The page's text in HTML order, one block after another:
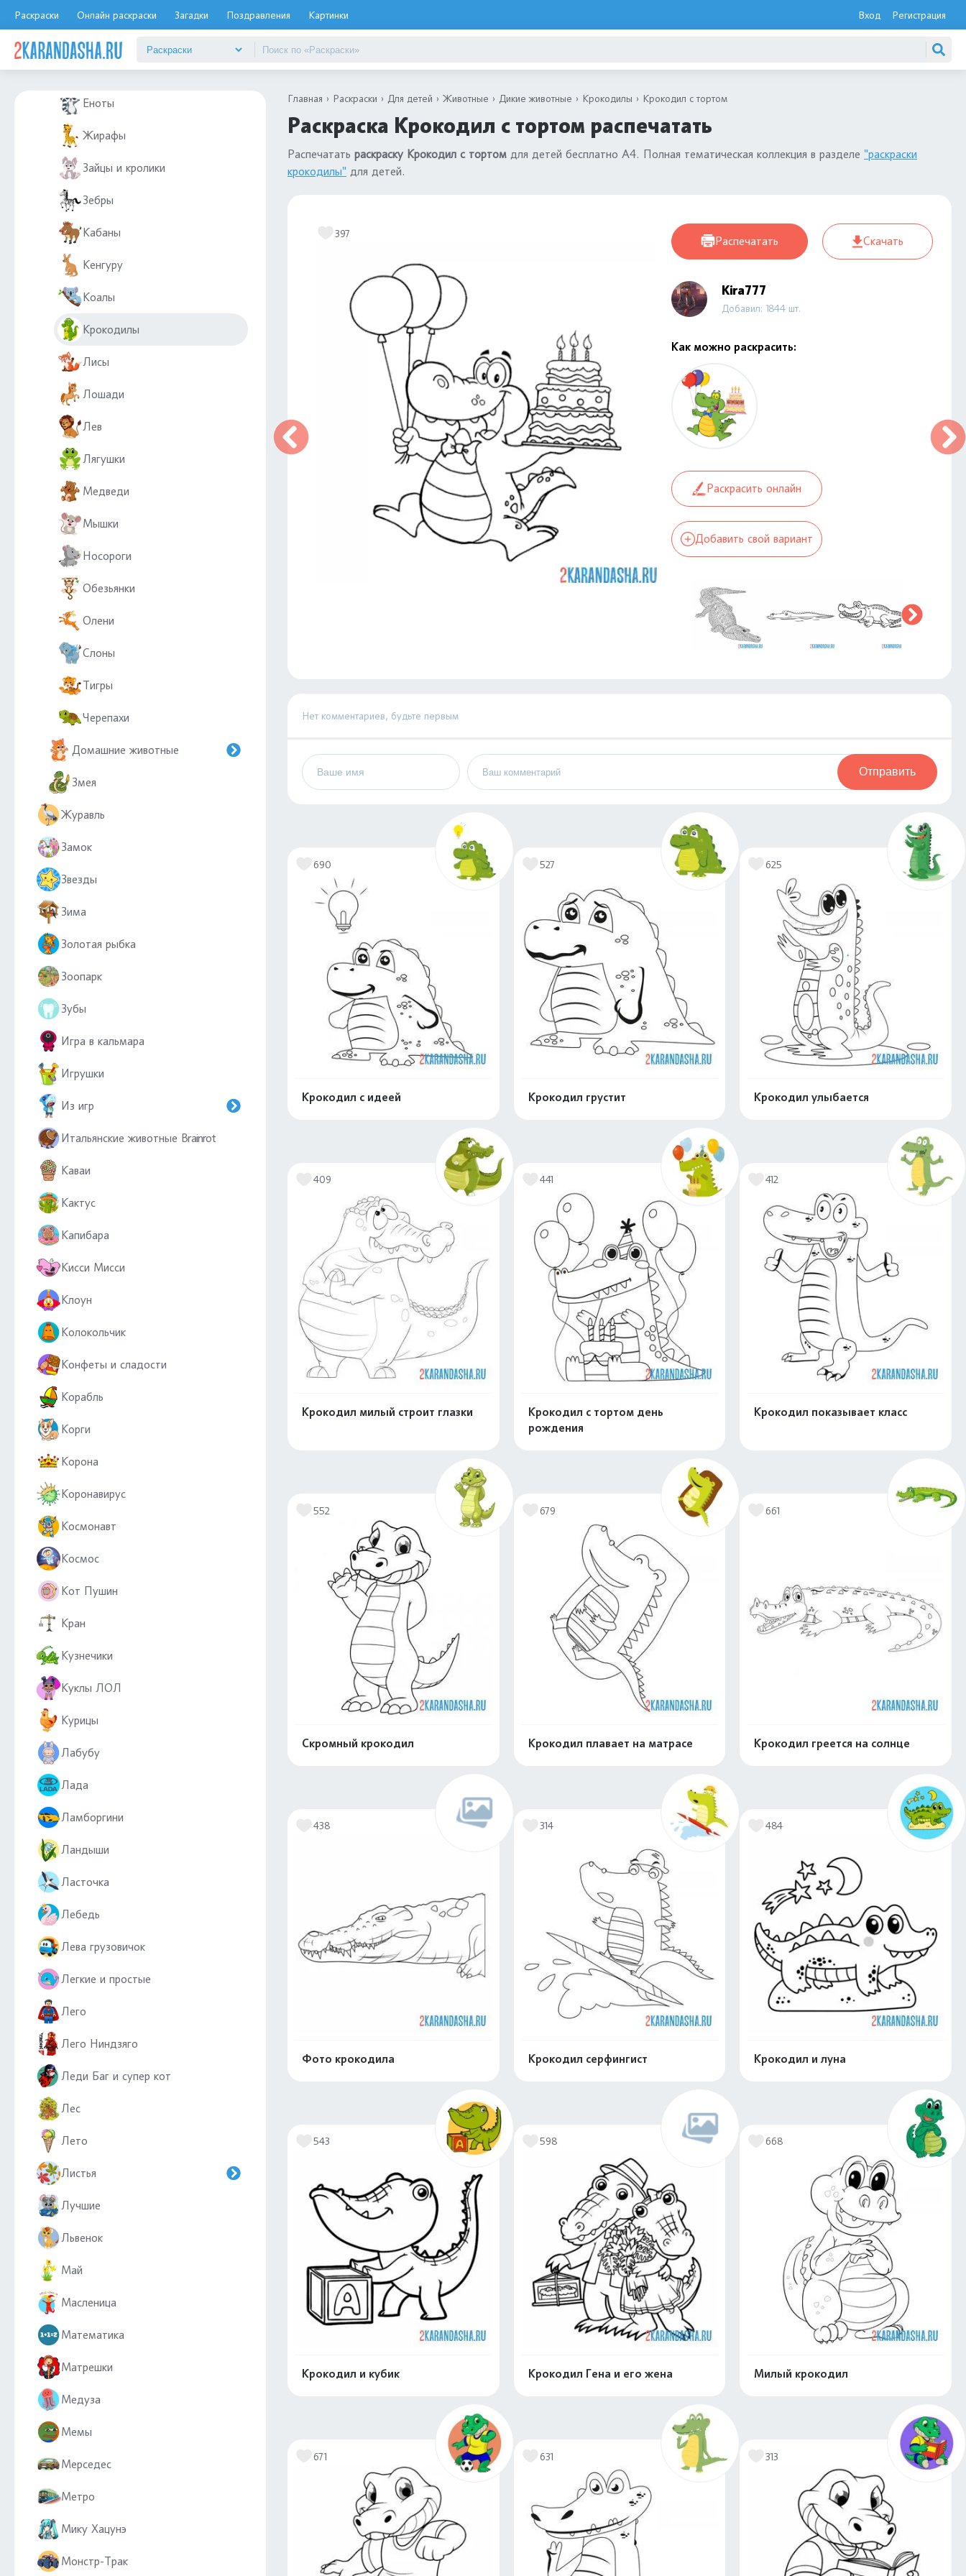
Раскраски Онлайн раскраски Загадки Поздравления Картинки Вход Регистрация
Ёжик
Еноты
Жирафы
Зайцы и кролики
Зебры
Кабаны
Кенгуру
Коалы
Крокодилы
Лисы
Лошади
Лев
Лягушки
Медведи
Мышки
Носороги
Обезьянки
Олени
Слоны
Тигры
Черепахи
Домашние животные
Змея
Журавль
Замок
Звезды
Зима
Золотая рыбка
Зоопарк
Зубы
Игра в кальмара
Игрушки
Из игр
Итальянские животные Brainrot
Каваи
Кактус
Капибара
Кисси Мисси
Клоун
Колокольчик
Конфеты и сладости
Корабль
Корги
Корона
Коронавирус
Космонавт
Космос
Кот Пушин
Кран
Кузнечики
Куклы ЛОЛ
Курицы
Лабубу
Лада
Ламборгини
Ландыши
Ласточка
Лебедь
Лева грузовичок
Легкие и простые
Лего
Лего Ниндзяго
Леди Баг и супер кот
Лес
Лето
Листья
Лучшие
Львенок
Май
Масленица
Математика
Матрешки
Медуза
Мемы
Мерседес
Метро
Мику Хацунэ
Монстр-Трак
Главная Раскраски Для детей Животные Дикие животные Крокодилы Крокодил с тортом
Раскраска Крокодил с тортом распечатать
Распечатать раскраску Крокодил с тортом для детей бесплатно А4. Полная тематическая коллекция в разделе "раскраски
крокодилы" для детей.
397
Распечатать Скачать
Kira777
Добавил: 1844 шт.
Как можно раскрасить:
Раскрасить онлайн
Добавить свой вариант
Нет комментариев, будьте первым
Отправить
690
Крокодил с идеей
527
Крокодил грустит
Распечатать и скачать
625
Крокодил улыбается
Распечатать и скачать
409
Крокодил милый строит глазки
441
Крокодил с тортом день
рождения
412
Крокодил показывает класс
552
Скромный крокодил
679
Крокодил плавает на матрасе
661
Крокодил греется на солнце
438
Фото крокодила
Распечатать и скачать
314
Крокодил серфингист
484
Крокодил и луна
543
Крокодил и кубик
598
Крокодил Гена и его жена
Распечатать и скачать
668
Милый крокодил
671 631 313